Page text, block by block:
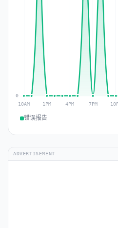
错误报告
ADVERTISEMENT